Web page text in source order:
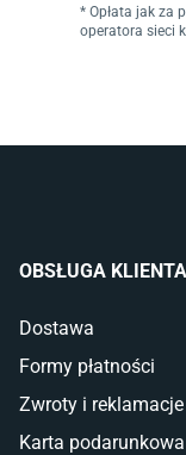
Lampy w stylu
Lampy wiszące do
Wanny Cersanit
Sypialnia
Wykładzina do sypialni
Szafy do sypialni
Łóżka z pojemnikiem
Materace piankowe
* Opłata jak za
operatora sieci
OBSŁUGA KLIENTA
Dostawa
Formy płatności
Zwroty i reklamacje
Karta podarunkowa